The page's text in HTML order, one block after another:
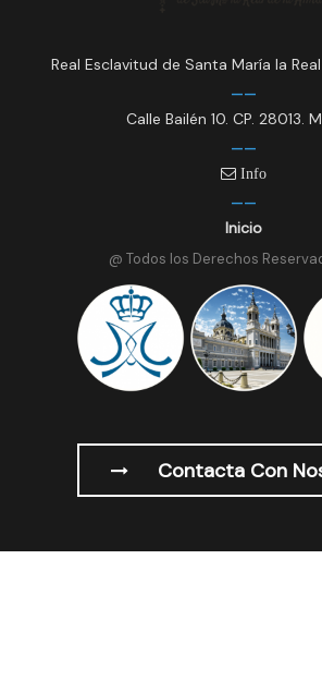
Real Esclavitud de Santa María la
Calle Bailén 10. CP. 28013.
Info
Inicio
@ Todos los Derechos
Contacta Con